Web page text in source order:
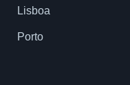
Lisboa
Porto